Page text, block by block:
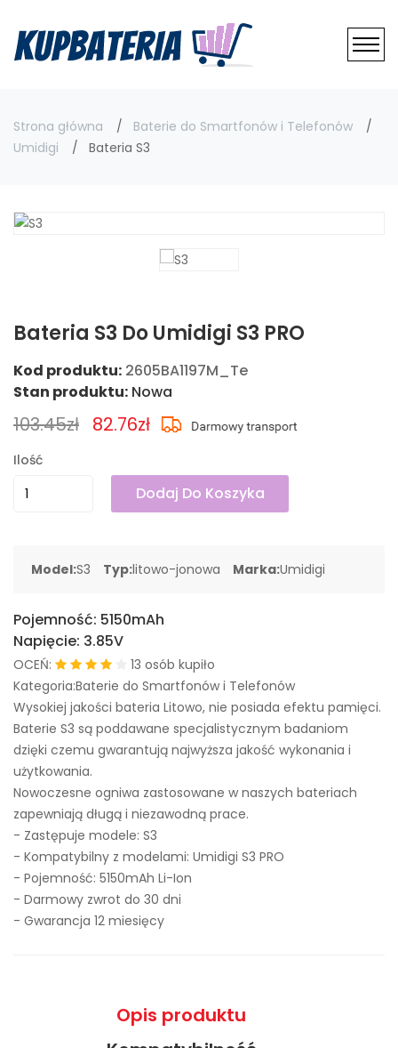
Strona główna
Baterie do Smartfonów i Telefonów
Umidigi
Bateria S3
Bateria S3 Do Umidigi S3 PRO
Kod produktu: 2605BA1197M_Te
Stan produktu: Nowa
103.45zł 82.76zł
Ilość
Dodaj Do Koszyka
Model:S3 Typ:litowo-jonowa Marka:Umidigi
Pojemność: 5150mAh
Napięcie: 3.85V
OCEŃ:
13 osób kupiło
Kategoria:Baterie do Smartfonów i Telefonów
Wysokiej jakości bateria Litowo, nie posiada efektu pamięci.
Baterie S3 są poddawane specjalistycznym badaniom
dzięki czemu gwarantują najwyższa jakość wykonania i
użytkowania.
Nowoczesne ogniwa zastosowane w naszych bateriach
zapewniają długą i niezawodną prace.
- Zastępuje modele: S3
- Kompatybilny z modelami: Umidigi S3 PRO
- Pojemność: 5150mAh Li-Ion
- Darmowy zwrot do 30 dni
- Gwarancja 12 miesięcy
Opis produktu